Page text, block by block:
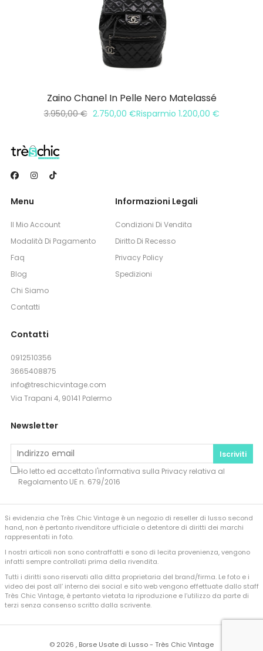
Zaino Chanel In Pelle Nero Matelassé
3.950,00€ 2.750,00 €Risparmio 1.200,00 €
Menu
Il Mio Account
Modalità Di Pagamento
Faq
Blog
Chi Siamo
Contatti
Informazioni Legali
Condizioni Di Vendita
Diritto Di Recesso
Privacy Policy
Spedizioni
Contatti
0912510356
3665408875
info@treschicvintage.com
Via Trapani 4, 90141 Palermo
Newsletter
Iscriviti
Ho letto ed accettato l'informativa sulla Privacyrelativa al
Regolamento UE n. 679/2016
Si evidenzia che Très Chic Vintage è un negozio di reseller di lusso second
hand, non è pertanto rivenditore ufficiale o detentore di diritti dei marchi
rappresentati in foto.
I nostri articoli non sono contraffatti e sono di lecita provenienza, vengono
infatti sempre controllati prima della rivendita.
Tutti i diritti sono riservati alla ditta proprietaria del brand/firma. Le foto e i
video dei post all’ interno dei social e sito web vengono effettuate dallo staff
Très Chic Vintage, è pertanto vietata la riproduzione e l’utilizzo da parte di
terzi senza consenso scritto dalla scrivente.
© 2026 , Borse Usate di Lusso - Très Chic Vintage